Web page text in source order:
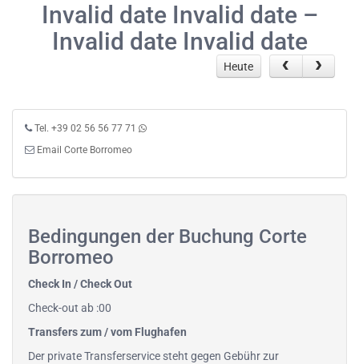
Invalid date Invalid date –
Invalid date Invalid date
Heute
Tel. +39 02 56 56 77 71
Email Corte Borromeo
Bedingungen der Buchung Corte
Borromeo
Check In / Check Out
Check-out ab :00
Transfers zum / vom Flughafen
Der private Transferservice steht gegen Gebühr zur